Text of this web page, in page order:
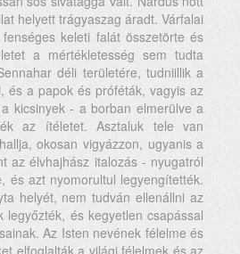
helyett trágyaszag áradt. Várfalai
keleti falát összetörte és
a mértékletesség sem tudta
déli területére, tudniillik a
és a papok és próféták, vagyis az
kicsinyek - a borban elmerülve a
az ítéletet. Asztaluk tele van
okosan vigyázzon, ugyanis a
az élvhajhász italozás - nyugatról
és azt nyomorultul legyengítették.
helyét, nem tudván ellenállni az
és kegyetlen csapással
Az Isten nevének félelme és
elfoglalták a világi félelmek és az